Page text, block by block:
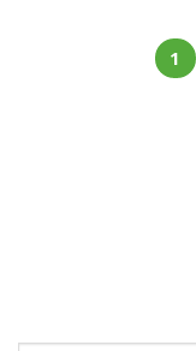
1